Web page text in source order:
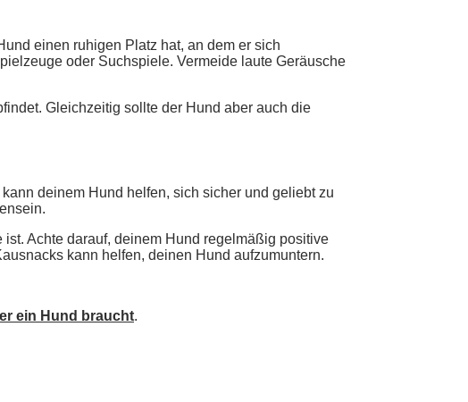
einen ruhigen Platz hat, an dem er sich
oder Suchspiele. Vermeide laute Geräusche
Gleichzeitig sollte der Hund aber auch die
deinem Hund helfen, sich sicher und geliebt zu
Achte darauf, deinem Hund regelmäßig positive
kann helfen, deinen Hund aufzumuntern.
ein Hund braucht.